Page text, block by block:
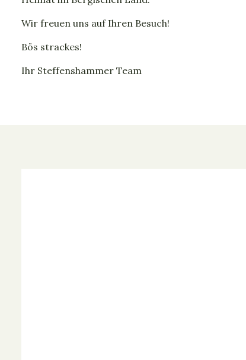
Wir freuen uns auf Ihren Besuch!
Bös strackes!
Ihr Steffenshammer Team